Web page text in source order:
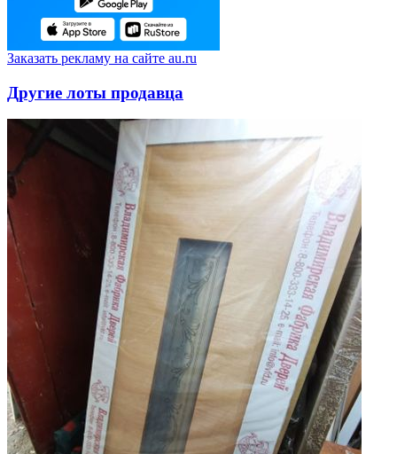
Заказать рекламу на сайте au.ru
Другие лоты продавца